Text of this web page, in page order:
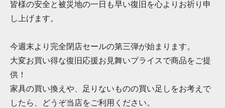
皆様の安全と被災地の一日も早い復旧を心よりお祈り申
し上げます。
今週末より完全閉店セールの第三弾が始まります。
大変お買い得な復旧応援お見舞いプライスで商品をご提
供！
家具の買い換えや、足りないものの買い足しをお考えで
したら、どうぞ当店をご利用ください。